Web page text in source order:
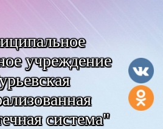
учреждение
система"